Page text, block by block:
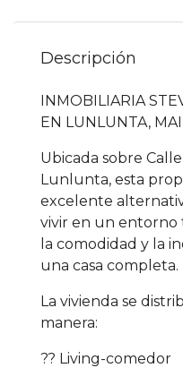
Descripción
INMOBILIARIA
EN LUNLUNTA,
Ubicada sobre
Lunlunta, esta
excelente
vivir en un entorno
la comodidad y la
una casa completa.
La vivienda se
manera:
?? Living-comedor